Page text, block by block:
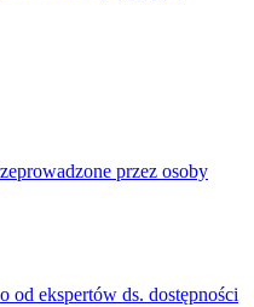
przez osoby
od ekspertów ds. dostępności